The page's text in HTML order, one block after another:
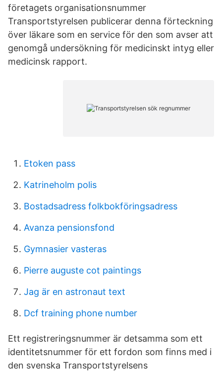
företagets organisationsnummer
Transportstyrelsen publicerar denna förteckning
över läkare som en service för den som avser att
genomgå undersökning för medicinskt intyg eller
medicinsk rapport.
Etoken pass
Katrineholm polis
Bostadsadress folkbokföringsadress
Avanza pensionsfond
Gymnasier vasteras
Pierre auguste cot paintings
Jag är en astronaut text
Dcf training phone number
Ett registreringsnummer är detsamma som ett
identitetsnummer för ett fordon som finns med i
den svenska Transportstyrelsens